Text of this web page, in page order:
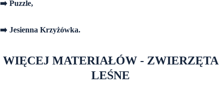
➡️ Puzzle,
➡️ Jesienna Krzyżówka.
WIĘCEJ MATERIAŁÓW - ZWIERZĘTA
LEŚNE